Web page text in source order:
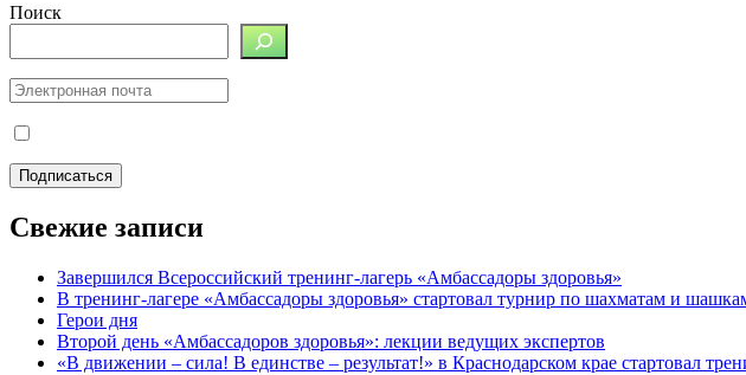
Поиск
Свежие записи
Завершился Всероссийский тренинг-лагерь «Амбассадоры здоровья»
В тренинг-лагере «Амбассадоры здоровья» стартовал турнир по шахматам и
Герои дня
Второй день «Амбассадоров здоровья»: лекции ведущих экспертов
«В движении – сила! В единстве – результат!» в Краснодарском крае стартовал